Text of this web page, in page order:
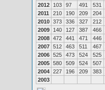
2012
103 97 491 531
2011
210 190 209 204
2010 373 336 327 212
2009
140 127 387 466
2008 472 441 471 446
2007 512 463 511 467
2006 525 473 524 525
2005 580 509 524 507
2004 227 196 209 383
2003